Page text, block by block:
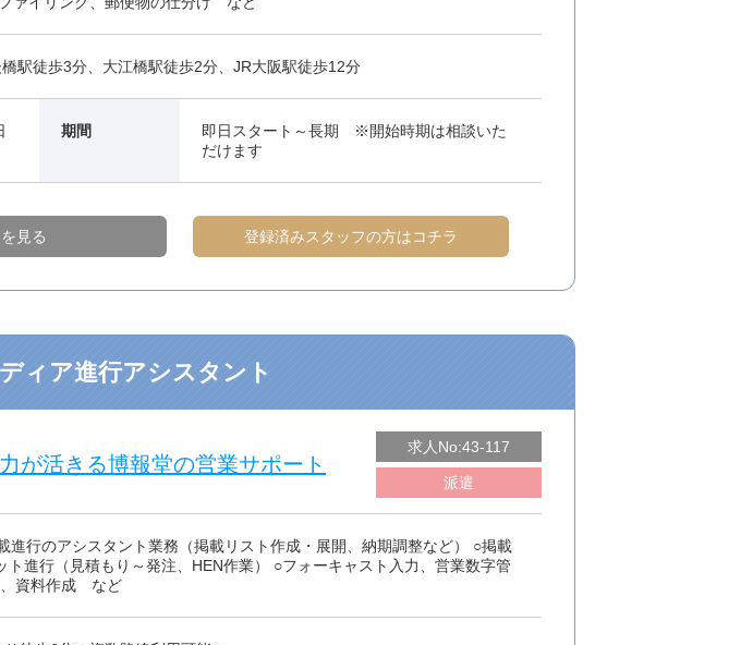
徒歩3分、大江橋駅徒歩2分、JR大阪駅徒歩12分
期間
即日スタート～長期 ※開始時期は相談いた
だけます
見る 登録済みスタッフの方はコチラ
ィア進行アシスタント
が活きる博報堂の営業サポート
求人No:43-117
派遣
行のアシスタント業務（掲載リスト作成・展開、納期調整など） ○掲載
進行（見積もり～発注、HEN作業） ○フォーキャスト入力、営業数字管
、資料作成 など